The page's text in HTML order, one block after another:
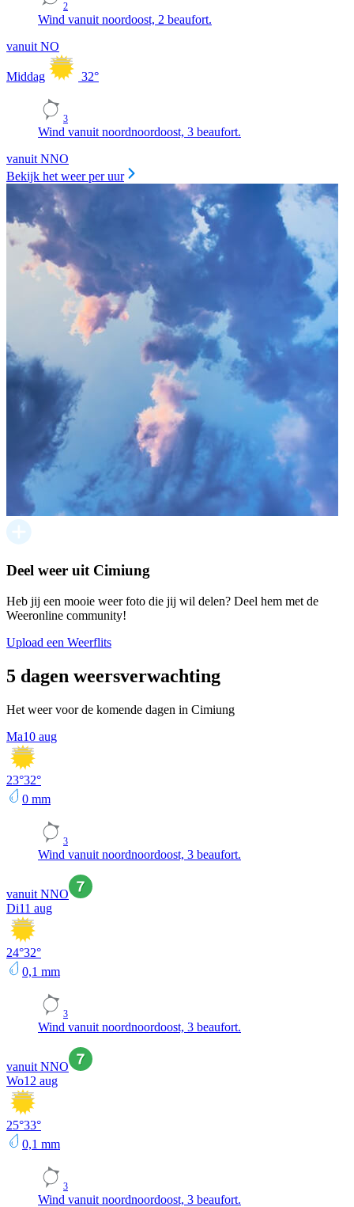
2
Wind vanuit noordoost, 2 beaufort.
vanuit NO
Middag 32°
3
Wind vanuit noordnoordoost, 3 beaufort.
vanuit NNO
Bekijk het weer per uur
Deel weer uit Cimiung
Heb jij een mooie weer foto die jij wil delen? Deel hem met de
Weeronline community!
Upload een Weerflits
5 dagen weersverwachting
Het weer voor de komende dagen in Cimiung
Ma10 aug
23°32°
0 mm
3
Wind vanuit noordnoordoost, 3 beaufort.
vanuit NNO
Di11 aug
24°32°
0,1 mm
3
Wind vanuit noordnoordoost, 3 beaufort.
vanuit NNO
Wo12 aug
25°33°
0,1 mm
3
Wind vanuit noordnoordoost, 3 beaufort.